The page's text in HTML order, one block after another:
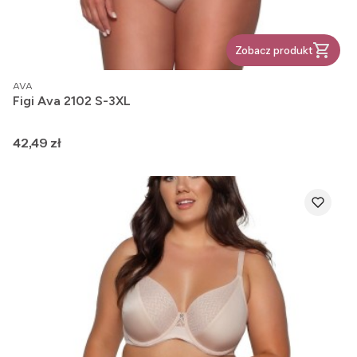
Zobacz produkt
PRODUCENT
AVA
Figi Ava 2102 S-3XL
Cena
42,49 zł